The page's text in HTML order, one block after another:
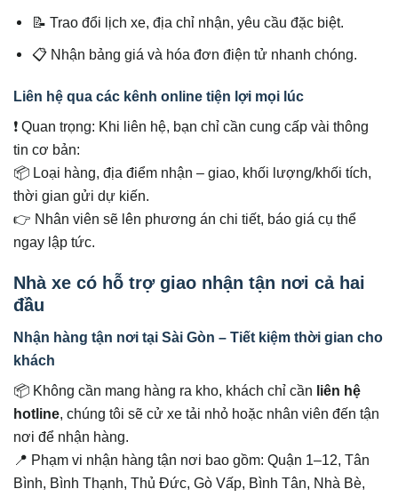
📝 Trao đổi lịch xe, địa chỉ nhận, yêu cầu đặc biệt.
📋 Nhận bảng giá và hóa đơn điện tử nhanh chóng.
Liên hệ qua các kênh online tiện lợi mọi lúc
❗ Quan trọng: Khi liên hệ, bạn chỉ cần cung cấp vài thông
tin cơ bản:
📦 Loại hàng, địa điểm nhận – giao, khối lượng/khối tích,
thời gian gửi dự kiến.
👉 Nhân viên sẽ lên phương án chi tiết, báo giá cụ thể
ngay lập tức.
Nhà xe có hỗ trợ giao nhận tận nơi cả hai
đầu
Nhận hàng tận nơi tại Sài Gòn – Tiết kiệm thời gian cho
khách
📦 Không cần mang hàng ra kho, khách chỉ cần liên hệ
hotline, chúng tôi sẽ cử xe tải nhỏ hoặc nhân viên đến tận
nơi để nhận hàng.
📍 Phạm vi nhận hàng tận nơi bao gồm: Quận 1–12, Tân
Bình, Bình Thạnh, Thủ Đức, Gò Vấp, Bình Tân, Nhà Bè,